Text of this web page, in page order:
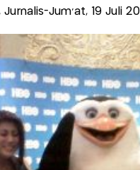
, Jurnalis-Jum'at, 19 Juli